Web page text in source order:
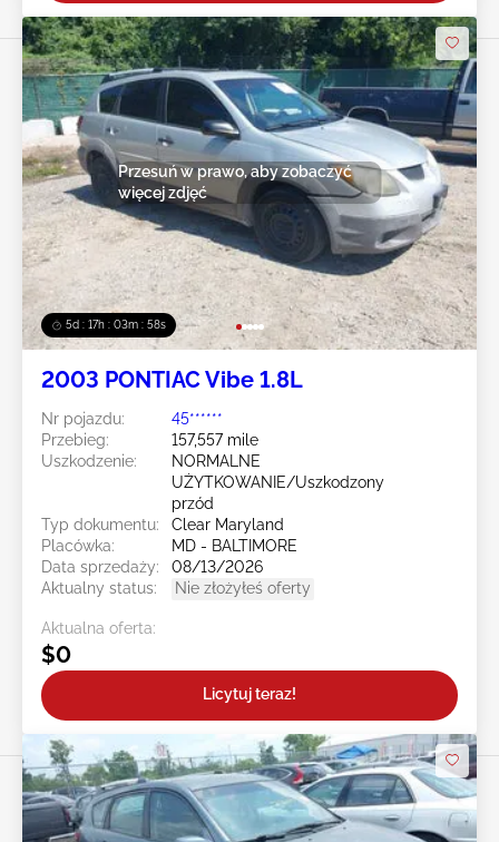
5d : 17h : 03m : 55s
Przesuń w prawo, aby zobaczyć
więcej zdjęć
2003 PONTIAC Vibe 1.8L
Nr pojazdu:
45******
Przebieg:
157,557 mile
Uszkodzenie:
NORMALNE
UŻYTKOWANIE/Uszkodzony
przód
Typ dokumentu:
Clear Maryland
Placówka:
MD - BALTIMORE
Data sprzedaży:
08/13/2026
Aktualny status:
Nie złożyłeś oferty
Aktualna oferta:
$0
Licytuj teraz!